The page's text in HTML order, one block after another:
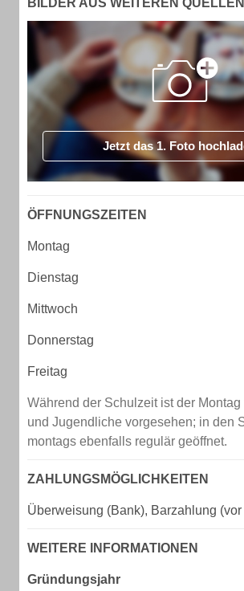
BILDER AUS WEITEREN QUELLEN
Jetzt das 1. Foto
ÖFFNUNGSZEITEN
Montag
Dienstag
Mittwoch
Donnerstag
Freitag
Während der Schulzeit ist der
und Jugendliche vorgesehen; in den
montags ebenfalls regulär geöffnet.
ZAHLUNGSMÖGLICHKEITEN
Überweisung (Bank), Barzahlung (vor
WEITERE INFORMATIONEN
Gründungsjahr